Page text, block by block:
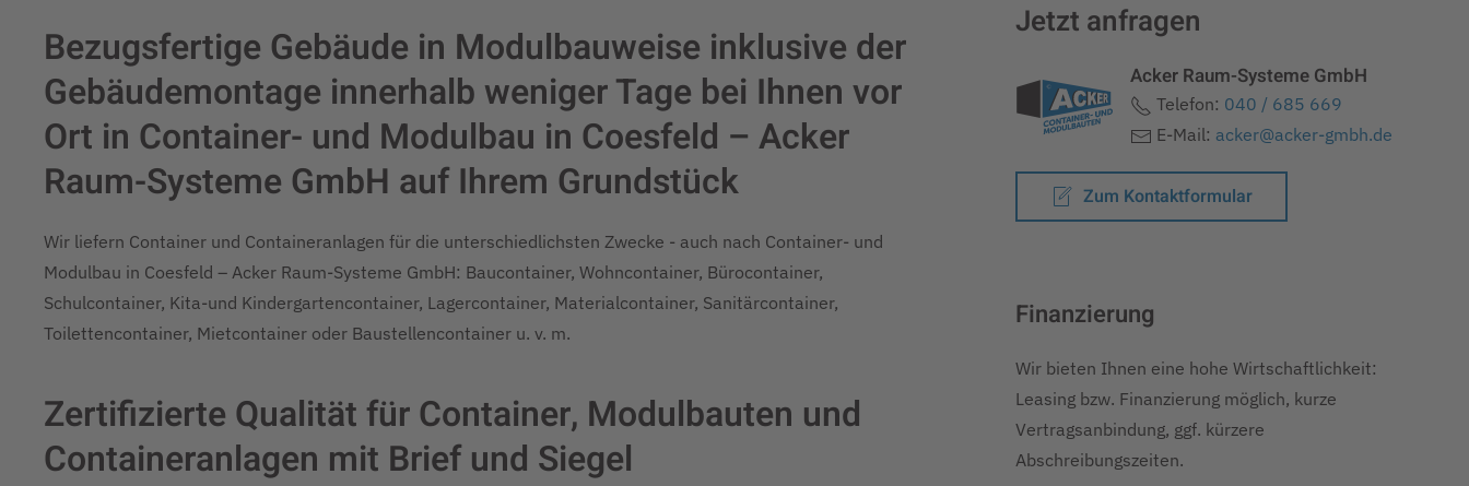
Bezugsfertige Gebäude in Modulbauweise inklusive der
Gebäudemontage innerhalb weniger Tage bei Ihnen vor
Ort in Container- und Modulbau in Coesfeld – Acker
Raum-Systeme GmbH auf Ihrem Grundstück
Wir liefern Container und Containeranlagen für die unterschiedlichsten Zwecke - auch nach Container- und
Modulbau in Coesfeld – Acker Raum-Systeme GmbH: Baucontainer, Wohncontainer, Bürocontainer,
Schulcontainer, Kita-und Kindergartencontainer, Lagercontainer, Materialcontainer, Sanitärcontainer,
Toilettencontainer, Mietcontainer oder Baustellencontainer u. v. m.
Zertifizierte Qualität für Container, Modulbauten und
Containeranlagen mit Brief und Siegel
Jetzt anfragen
Acker Raum-Systeme GmbH
Telefon: 040 / 685 669
E-Mail: acker@acker-gmbh.de
Zum Kontaktformular
Finanzierung
Wir bieten Ihnen eine hohe Wirtschaftlichkeit:
Leasing bzw. Finanzierung möglich, kurze
Vertragsanbindung, ggf. kürzere
Abschreibungszeiten.